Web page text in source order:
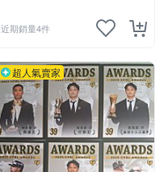
近期銷量4件
超人氣賣家